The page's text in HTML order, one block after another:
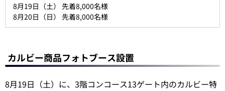
8月19日（土） 先着8,000名様
8月20日（日） 先着8,000名様
カルビー商品フォトブース設置
8月19日（土）に、3階コンコース13ゲート内のカルビー特